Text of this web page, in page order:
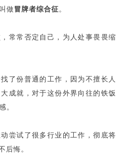
做冒牌者综合征。
常常否定自己，为人处事畏畏缩
了份普通的工作，因为不擅长人
成就，对于这份外界向往的铁饭
。
尝试了很多行业的工作，彻底将
后悔。